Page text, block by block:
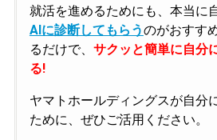
就活を進めるためにも、本当に
AIに診断してもらうのがおすす
るだけで、 サクッと簡単に自分
る!
ヤマトホールディングスが自分
ために、ぜひご活用ください。